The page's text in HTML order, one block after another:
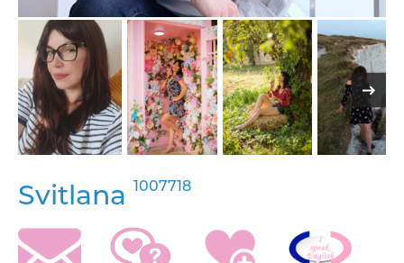
Svitlana 1007718